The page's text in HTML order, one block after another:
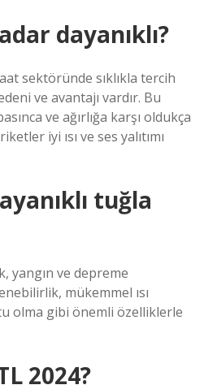
dayanıklı?
sektöründe sıklıkla tercih
ve avantajı vardır. Bu
ve ağırlığa karşı oldukça
iyi ısı ve ses yalıtımı
tuğla
yangın ve depreme
mükemmel ısı
olma gibi önemli özelliklerle
2024?